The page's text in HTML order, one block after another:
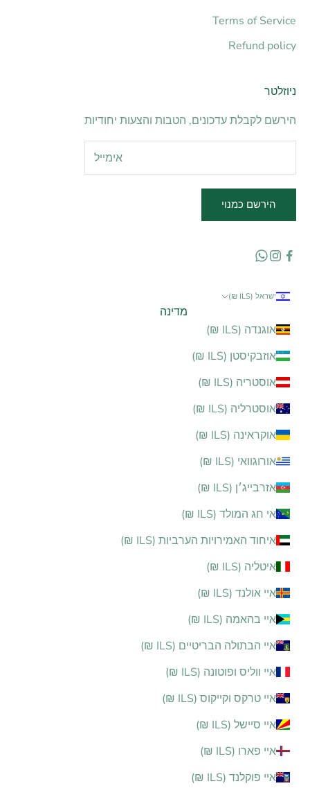
Terms of Service
Refund policy
ניוזלטר
הירשם לקבלת עדכונים, הטבות והצעות יחודיות
הירשם כמנוי
ישראל (ILS ₪)
מדינה
אוגנדה (ILS ₪)
אוזבקיסטן (ILS ₪)
אוסטריה (ILS ₪)
אוסטרליה (ILS ₪)
אוקראינה (ILS ₪)
אורוגוואי (ILS ₪)
אזרבייג׳ן (ILS ₪)
אי חג המולד (ILS ₪)
איחוד האמירויות הערביות (ILS ₪)
איטליה (ILS ₪)
איי אולנד (ILS ₪)
איי בהאמה (ILS ₪)
איי הבתולה הבריטיים (ILS ₪)
איי ווליס ופוטונה (ILS ₪)
איי טרקס וקייקוס (ILS ₪)
איי סיישל (ILS ₪)
איי פארו (ILS ₪)
איי פוקלנד (ILS ₪)